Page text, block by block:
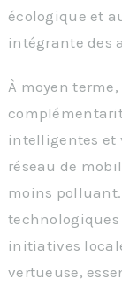
écologique et
intégrante des
À moyen
intelligentes et
réseau de
moins
technologiques
initiatives
vertueuse,